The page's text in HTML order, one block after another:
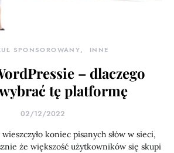
SPONSOROWANY INNE
– dlaczego
tę platformę
02/12/2022
koniec pisanych słów w sieci,
że większość użytkowników się skupi